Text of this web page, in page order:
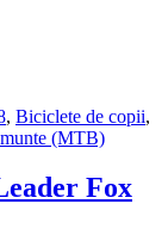
, Biciclete de copii,
(MTB)
Fox